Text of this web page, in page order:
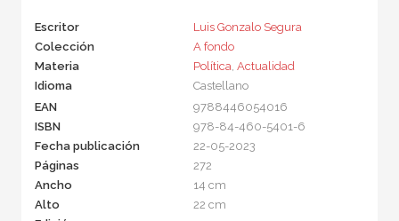
Escritor
Luis Gonzalo Segura
Colección
A fondo
Materia
Política Actualidad
Idioma
Castellano
EAN
9788446054016
ISBN
978-84-460-5401-6
Fecha publicación
22-05-2023
Páginas
272
Ancho
14 cm
Alto
22 cm